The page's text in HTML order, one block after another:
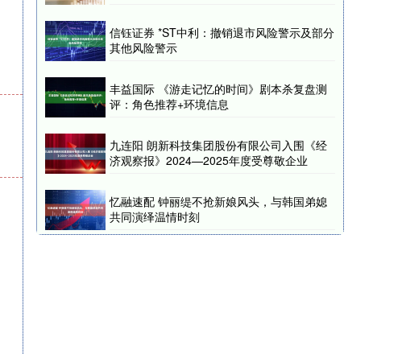
信钰证券 *ST中利：撤销退市风险警示及部分
其他风险警示
丰益国际 《游走记忆的时间》剧本杀复盘测
评：角色推荐+环境信息
九连阳 朗新科技集团股份有限公司入围《经
济观察报》2024—2025年度受尊敬企业
忆融速配 钟丽缇不抢新娘风头，与韩国弟媳
共同演绎温情时刻